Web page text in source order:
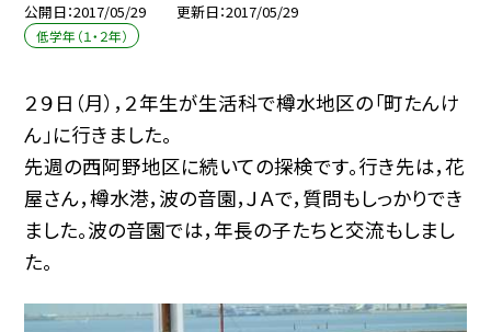
公開日 2017/05/29 更新日 2017/05/29
低学年（１・２年）
２９日（月），２年生が生活科で樽水地区の「町たんけ
ん」に行きました。
先週の西阿野地区に続いての探検です。行き先は，花
屋さん，樽水港，波の音園，ＪＡで，質問もしっかりでき
ました。波の音園では，年長の子たちと交流もしまし
た。